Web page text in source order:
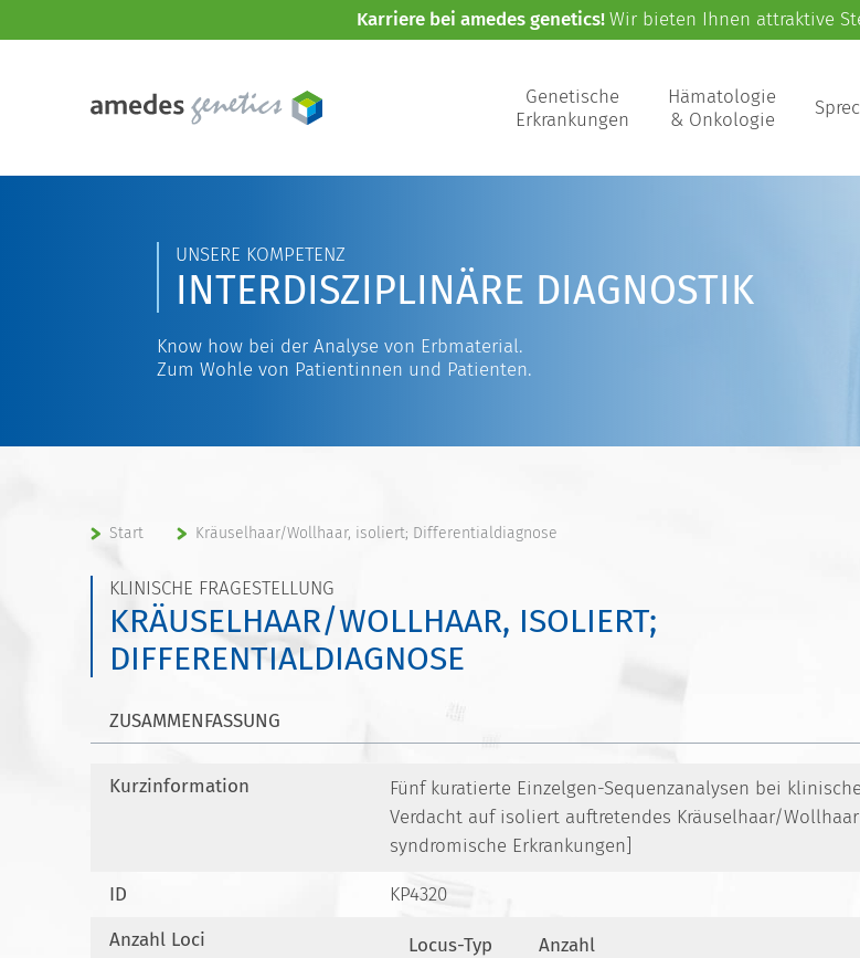
Karriere bei amedes genetics!Wir bieten Ihnen attraktive
Genetische
Erkrankungen
Hämatologie
& Onkologie
UNSERE KOMPETENZ
INTERDISZIPLINÄRE DIAGNOSTIK
Know how bei der Analyse von Erbmaterial.
Zum Wohle von Patientinnen und Patienten.
Start Kräuselhaar/Wollhaar, isoliert; Differentialdiagnose
KLINISCHE FRAGESTELLUNG
KRÄUSELHAAR/WOLLHAAR, ISOLIERT;
DIFFERENTIALDIAGNOSE
ZUSAMMENFASSUNG
Kurzinformation
Fünf kuratierte Einzelgen-Sequenzanalysen bei
Verdacht auf isoliert auftretendes Kräuselhaar/
syndromische Erkrankungen]
ID
KP4320
Anzahl Loci
Locus-Typ
Anzahl